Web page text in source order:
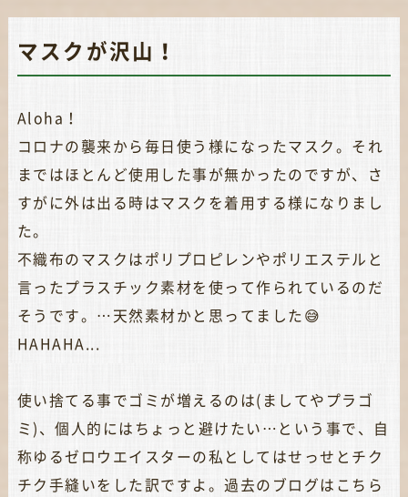
マスクが沢山！
Aloha！
コロナの襲来から毎日使う様になったマスク。それ
まではほとんど使用した事が無かったのですが、さ
すがに外は出る時はマスクを着用する様になりまし
た。
不織布のマスクはポリプロピレンやポリエステルと
言ったプラスチック素材を使って作られているのだ
そうです。…天然素材かと思ってました😅
HAHAHA...
使い捨てる事でゴミが増えるのは(ましてやプラゴ
ミ)、個人的にはちょっと避けたい…という事で、自
称ゆるゼロウエイスターの私としてはせっせとチク
チク手縫いをした訳ですよ。過去のブログはこちら